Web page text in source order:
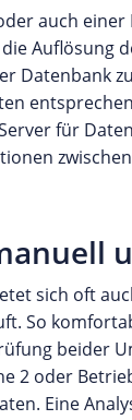
auch
Auflösung
Datenbank
für
sich oft
So
beider
2 oder
Eine